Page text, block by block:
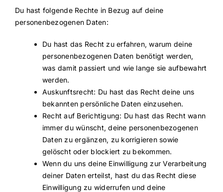
Du hast folgende Rechte in Bezug auf deine
personenbezogenen Daten:
Du hast das Recht zu erfahren, warum deine
personenbezogenen Daten benötigt werden,
was damit passiert und wie lange sie aufbewahrt
werden.
Auskunftsrecht: Du hast das Recht deine uns
bekannten persönliche Daten einzusehen.
Recht auf Berichtigung: Du hast das Recht wann
immer du wünscht, deine personenbezogenen
Daten zu ergänzen, zu korrigieren sowie
gelöscht oder blockiert zu bekommen.
Wenn du uns deine Einwilligung zur Verarbeitung
deiner Daten erteilst, hast du das Recht diese
Einwilligung zu widerrufen und deine